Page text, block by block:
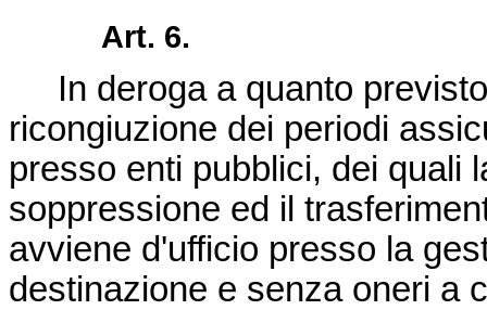
Art. 6.
In deroga a quanto
ricongiuzione dei periodi
presso enti pubblici, dei quali
soppressione ed il
avviene d'ufficio presso la
destinazione e senza oneri a